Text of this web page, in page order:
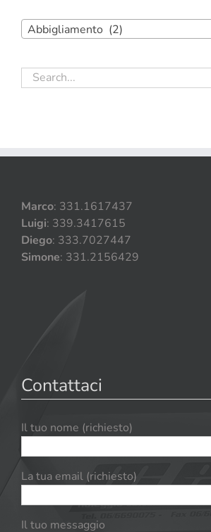
Abbigliamento (2)
Marco: 331.1617437
Luigi: 339.3417615
Diego: 333.7027447
Simone: 331.2156429
Contattaci
Il tuo nome (richiesto)
La tua email (richiesto)
Il tuo messaggio